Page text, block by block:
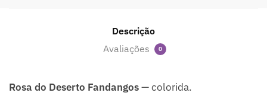
Descrição
Avaliações
0
Rosa do Deserto Fandangos— colorida.